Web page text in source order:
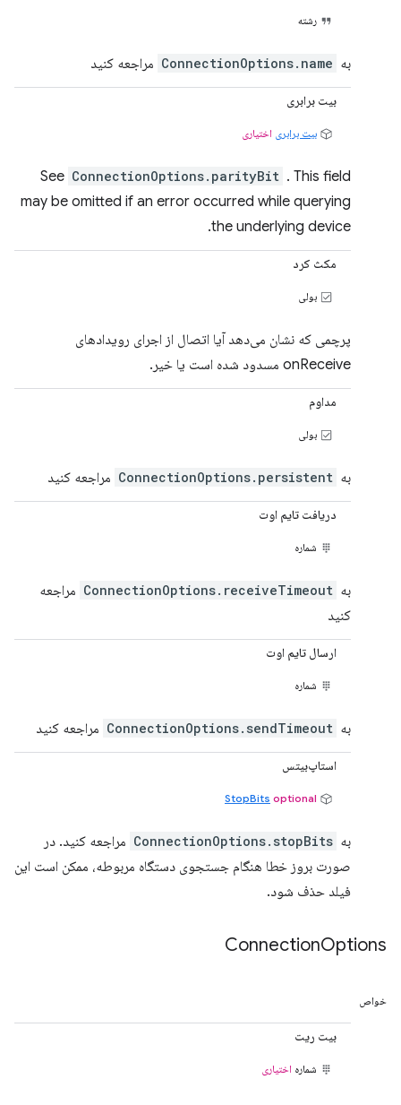
رشته
به ConnectionOptions.name مراجعه کنید
بیت برابری
بیت برابری اختیاری
See ConnectionOptions.parityBit . This field
may be omitted if an error occurred while querying
the underlying device.
مکث کرد
بولی
پرچمی که نشان می‌دهد آیا اتصال از اجرای رویدادهای
onReceive مسدود شده است یا خیر.
مداوم
بولی
به ConnectionOptions.persistent مراجعه کنید
دریافت تایم اوت
شماره
به ConnectionOptions.receiveTimeout مراجعه
کنید
ارسال تایم اوت
شماره
به ConnectionOptions.sendTimeout مراجعه کنید
استاپ‌بیتس
StopBits optional
به ConnectionOptions.stopBits مراجعه کنید. در
صورت بروز خطا هنگام جستجوی دستگاه مربوطه، ممکن است این
فیلد حذف شود.
ConnectionOptions
خواص
بیت ریت
شماره اختیاری